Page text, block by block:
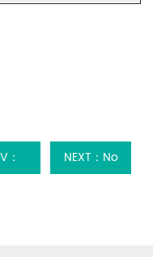
：
NEXT：No